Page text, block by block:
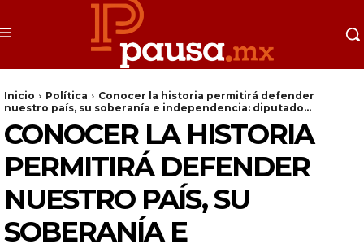
Inicio Política
Conocer la historia permitirá defender
nuestro país, su soberanía e independencia: diputado...
CONOCER LA HISTORIA
PERMITIRÁ DEFENDER
NUESTRO PAÍS, SU
SOBERANÍA E